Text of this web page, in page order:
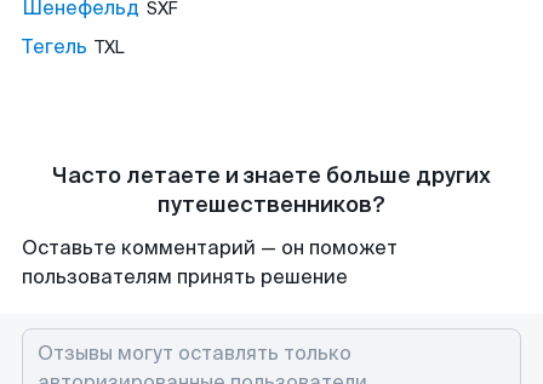
Шенефельд SXF
Тегель TXL
Часто летаете и знаете больше других
путешественников?
Оставьте комментарий — он поможет
пользователям принять решение